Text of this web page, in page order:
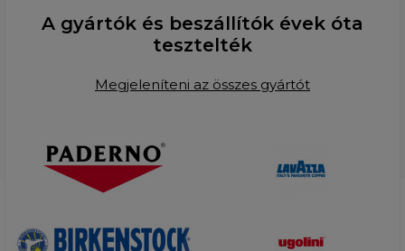
A gyártók és beszállítók évek óta
tesztelték
Megjeleníteni az összes gyártót